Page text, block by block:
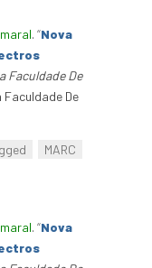
. “Nova
Faculdade De
Faculdade De
MARC
. “Nova